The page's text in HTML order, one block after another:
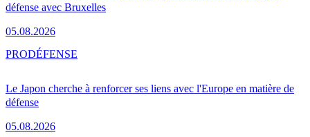
défense avec Bruxelles
05.08.2026
Le Japon cherche à renforcer ses liens avec l'Europe en matière de
défense
05.08.2026
PRODÉFENSE